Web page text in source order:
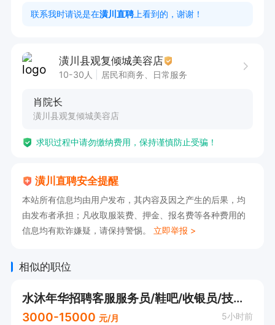
月）
联系我时请说是在潢川直聘 上看到的，谢谢！
潢川县观复倾城美容店
10-30人 居民和商务、日常服务
肖院长
潢川县观复倾城美容店
求职过程中请勿缴纳费用，保持谨慎防止受骗！
潢川直聘安全提醒
本站所有信息均由用户发布，其内容及因之产生的后果，均
由发布者承担；凡收取服装费、押金、报名费等各种费用的
信息均有欺诈嫌疑，请保持警惕。 立即举报 >
相似的职位
水沐年华招聘客服服务员/鞋吧/收银员/技师（包吃住+氛围好）
3000-15000 元/月 5小时前